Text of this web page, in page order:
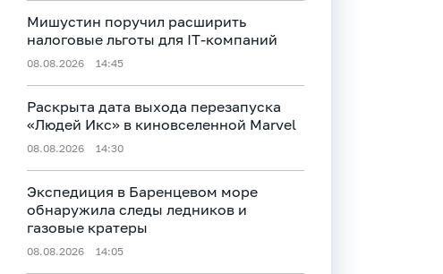
Мишустин поручил расширить
налоговые льготы для IT-компаний
08.08.2026 14:45
Раскрыта дата выхода перезапуска
«Людей Икс» в киновселенной Marvel
08.08.2026 14:30
Экспедиция в Баренцевом море
обнаружила следы ледников и
газовые кратеры
08.08.2026 14:05